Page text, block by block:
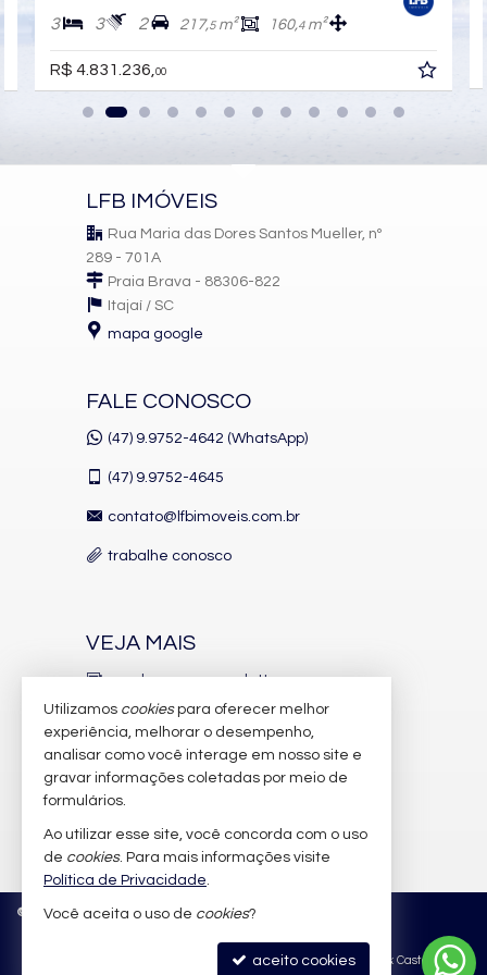
3 3 2 217,5m² 160,4m²
R$ 4.831.236,00
LFB IMÓVEIS
Rua Maria das Dores Santos Mueller, nº
289 - 701A
Praia Brava - 88306-822
Itajaí / SC
mapa google
FALE CONOSCO
(47) 9.9752-4642 (WhatsApp)
(47) 9.9752-4645
contato@lfbimoveis.com.br
trabalhe conosco
VEJA MAIS
receba nosso newsletter
indicadores financeiros
cadastre seu imóvel
imóveis favoritos
mapa de imóveis
© 2026 CRECI/SC 6.388-J Política de Privacidade
Site para imobiliárias: Castel Digital
Utilizamos cookiespara oferecer melhor
experiência, melhorar o desempenho,
analisar como você interage em nosso site e
gravar informações coletadas por meio de
formulários.
Ao utilizar esse site, você concorda com o uso
de cookies. Para mais informações visite
Política de Privacidade.
Você aceita o uso de cookies?
aceito cookies